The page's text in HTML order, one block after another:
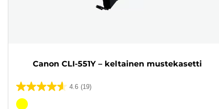
Canon CLI-551Y – keltainen mustekasetti
4.6 (19)
4.6/5
tähteä.
Värikasetti